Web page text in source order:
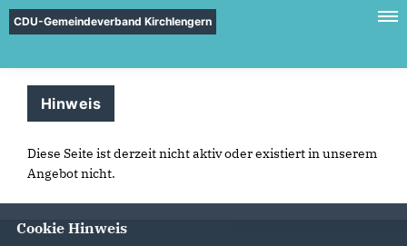
CDU-Gemeindeverband Kirchlengern
Hinweis
Diese Seite ist derzeit nicht aktiv oder existiert in unserem
Angebot nicht.
Cookie Hinweis